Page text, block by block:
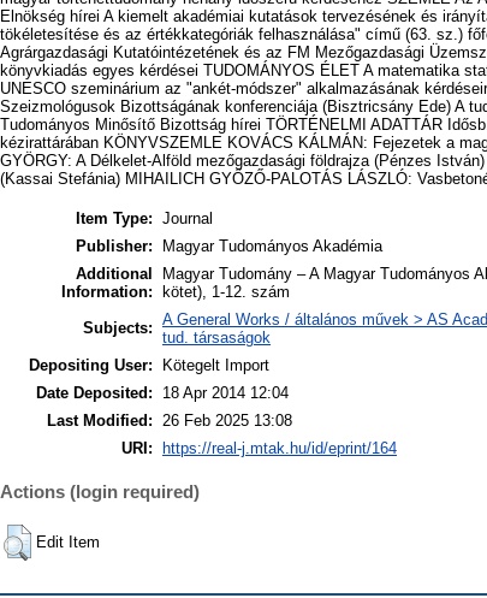
Item Type: Journal
Publisher:
Magyar Tudományos Akadémia
Additional
Information:
Magyar Tudomány – A Magyar Tudományos
kötet), 1-12. szám
Subjects: A General Works / általános művek > AS
tud. társaságok
Depositing User:
Kötegelt Import
Date Deposited:
18 Apr 2014 12:04
Last Modified:
26 Feb 2025 13:08
URI: https://real-j.mtak.hu/id/eprint/164
Actions (login required)
Edit Item